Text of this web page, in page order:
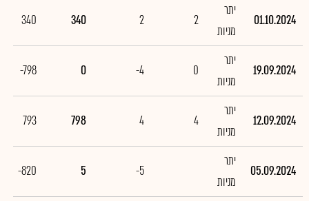
01.10.2024
יתר
מניות
2
2
340
340
19.09.2024
יתר
מניות
0
-4
0
-798
12.09.2024
יתר
מניות
4
4
798
793
05.09.2024
יתר
מניות
-5
5
-820